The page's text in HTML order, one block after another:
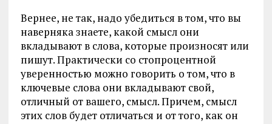
Вернее, не так, надо убедиться в том, что вы
наверняка знаете, какой смысл они
вкладывают в слова, которые произносят или
пишут. Практически со стопроцентной
уверенностью можно говорить о том, что в
ключевые слова они вкладывают свой,
отличный от вашего, смысл. Причем, смысл
этих слов будет отличаться и от того, как он